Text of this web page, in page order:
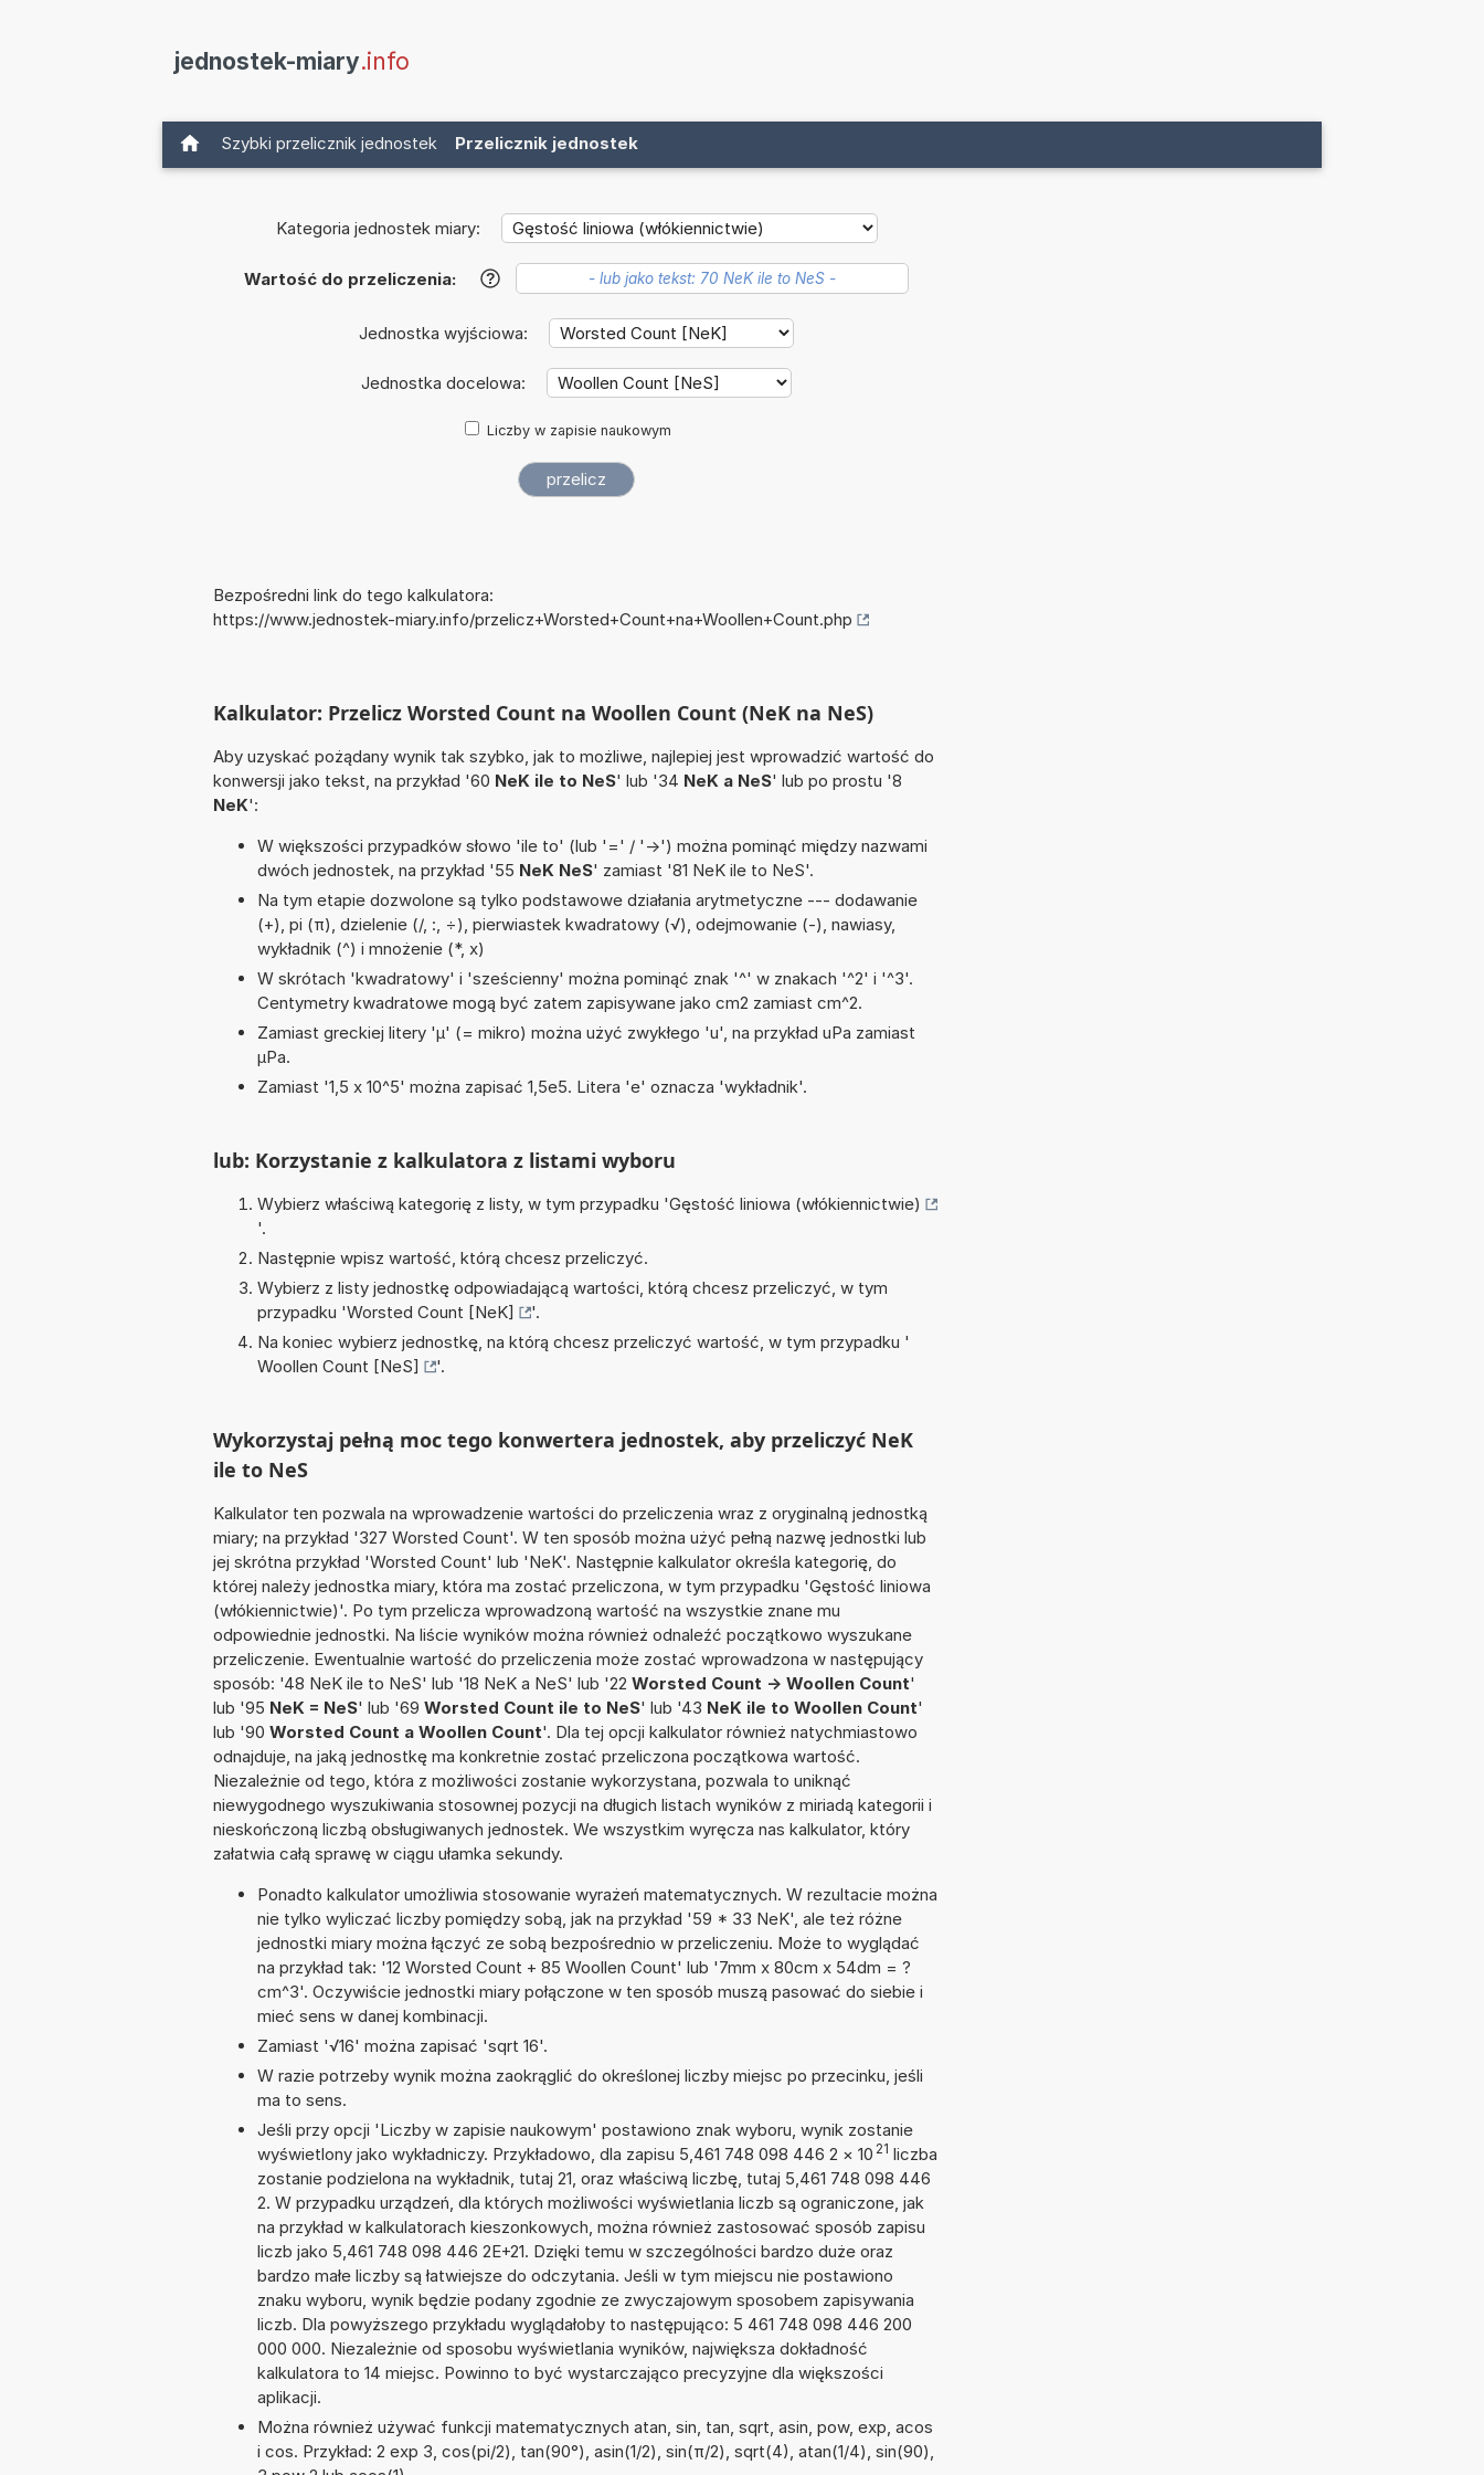
jednostek-miary.info
Szybki przelicznik jednostek Przelicznik jednostek
Kategoria jednostek miary:
Wartość do przeliczenia: ?
Jednostka wyjściowa:
Jednostka docelowa:
Liczby w zapisie naukowym
Bezpośredni link do tego kalkulatora:
https://www.jednostek-miary.info/przelicz+Worsted+Count+na+Woollen+Count.php
Kalkulator: Przelicz Worsted Count na Woollen Count (NeK na NeS)
Aby uzyskać pożądany wynik tak szybko, jak to możliwe, najlepiej jest wprowadzić wartość do
konwersji jako tekst, na przykład '60 NeK ile to NeS' lub '34 NeK a NeS' lub po prostu '8
NeK':
W większości przypadków słowo 'ile to' (lub '=' / '->') można pominąć między nazwami
dwóch jednostek, na przykład '55 NeK NeS' zamiast '81 NeK ile to NeS'.
Na tym etapie dozwolone są tylko podstawowe działania arytmetyczne --- dodawanie
(+), pi (π), dzielenie (/, :, ÷), pierwiastek kwadratowy (√), odejmowanie (-), nawiasy,
wykładnik (^) i mnożenie (*, x)
W skrótach 'kwadratowy' i 'sześcienny' można pominąć znak '^' w znakach '^2' i '^3'.
Centymetry kwadratowe mogą być zatem zapisywane jako cm2 zamiast cm^2.
Zamiast greckiej litery 'µ' (= mikro) można użyć zwykłego 'u', na przykład uPa zamiast
µPa.
Zamiast '1,5 x 10^5' można zapisać 1,5e5. Litera 'e' oznacza 'wykładnik'.
lub: Korzystanie z kalkulatora z listami wyboru
Wybierz właściwą kategorię z listy, w tym przypadku 'Gęstość liniowa (włókiennictwie)
'.
Następnie wpisz wartość, którą chcesz przeliczyć.
Wybierz z listy jednostkę odpowiadającą wartości, którą chcesz przeliczyć, w tym
przypadku 'Worsted Count [NeK]
'.
Na koniec wybierz jednostkę, na którą chcesz przeliczyć wartość, w tym przypadku '
Woollen Count [NeS]
'.
Wykorzystaj pełną moc tego konwertera jednostek, aby przeliczyć NeK
ile to NeS
Kalkulator ten pozwala na wprowadzenie wartości do przeliczenia wraz z oryginalną jednostką
miary; na przykład '327 Worsted Count'. W ten sposób można użyć pełną nazwę jednostki lub
jej skrótna przykład 'Worsted Count' lub 'NeK'. Następnie kalkulator określa kategorię, do
której należy jednostka miary, która ma zostać przeliczona, w tym przypadku 'Gęstość liniowa
(włókiennictwie)'. Po tym przelicza wprowadzoną wartość na wszystkie znane mu
odpowiednie jednostki. Na liście wyników można również odnaleźć początkowo wyszukane
przeliczenie. Ewentualnie wartość do przeliczenia może zostać wprowadzona w następujący
sposób: '48 NeK ile to NeS' lub '18 NeK a NeS' lub '22 Worsted Count -> Woollen Count'
lub '95 NeK = NeS' lub '69 Worsted Count ile to NeS' lub '43 NeK ile to Woollen Count'
lub '90 Worsted Count a Woollen Count'. Dla tej opcji kalkulator również natychmiastowo
odnajduje, na jaką jednostkę ma konkretnie zostać przeliczona początkowa wartość.
Niezależnie od tego, która z możliwości zostanie wykorzystana, pozwala to uniknąć
niewygodnego wyszukiwania stosownej pozycji na długich listach wyników z miriadą kategorii i
nieskończoną liczbą obsługiwanych jednostek. We wszystkim wyręcza nas kalkulator, który
załatwia całą sprawę w ciągu ułamka sekundy.
Ponadto kalkulator umożliwia stosowanie wyrażeń matematycznych. W rezultacie można
nie tylko wyliczać liczby pomiędzy sobą, jak na przykład '59 * 33 NeK', ale też różne
jednostki miary można łączyć ze sobą bezpośrednio w przeliczeniu. Może to wyglądać
na przykład tak: '12 Worsted Count + 85 Woollen Count' lub '7mm x 80cm x 54dm = ?
cm^3'. Oczywiście jednostki miary połączone w ten sposób muszą pasować do siebie i
mieć sens w danej kombinacji.
Zamiast '√16' można zapisać 'sqrt 16'.
W razie potrzeby wynik można zaokrąglić do określonej liczby miejsc po przecinku, jeśli
ma to sens.
Jeśli przy opcji 'Liczby w zapisie naukowym' postawiono znak wyboru, wynik zostanie
wyświetlony jako wykładniczy. Przykładowo, dla zapisu 5,461 748 098 446 2 × 10 21 liczba
zostanie podzielona na wykładnik, tutaj 21, oraz właściwą liczbę, tutaj 5,461 748 098 446
2. W przypadku urządzeń, dla których możliwości wyświetlania liczb są ograniczone, jak
na przykład w kalkulatorach kieszonkowych, można również zastosować sposób zapisu
liczb jako 5,461 748 098 446 2E+21. Dzięki temu w szczególności bardzo duże oraz
bardzo małe liczby są łatwiejsze do odczytania. Jeśli w tym miejscu nie postawiono
znaku wyboru, wynik będzie podany zgodnie ze zwyczajowym sposobem zapisywania
liczb. Dla powyższego przykładu wyglądałoby to następująco: 5 461 748 098 446 200
000 000. Niezależnie od sposobu wyświetlania wyników, największa dokładność
kalkulatora to 14 miejsc. Powinno to być wystarczająco precyzyjne dla większości
aplikacji.
Można również używać funkcji matematycznych atan, sin, tan, sqrt, asin, pow, exp, acos
i cos. Przykład: 2 exp 3, cos(pi/2), tan(90°), asin(1/2), sin(π/2), sqrt(4), atan(1/4), sin(90),